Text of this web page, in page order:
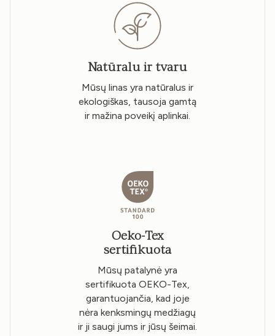
Natūralu ir tvaru
Mūsų linas yra natūralus ir
ekologiškas, tausoja gamtą
ir mažina poveikį aplinkai.
Oeko-Tex
sertifikuota
Mūsų patalynė yra
sertifikuota OEKO-Tex,
garantuojančia, kad joje
nėra kenksmingų medžiagų
ir ji saugi jums ir jūsų šeimai.